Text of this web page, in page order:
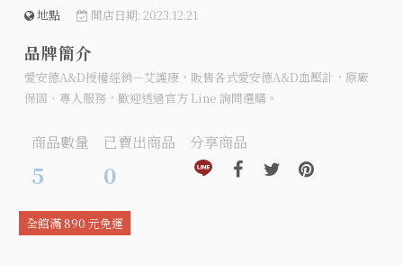
地點 開店日期: 2023.12.21
品牌簡介
愛安德A&D授權經銷－艾護康，販售各式愛安德A&D血壓計，原廠
保固、專人服務，歡迎透過官方 Line 詢問選購。
商品數量
5
已賣出商品
0
分享商品
分享到line(另開視窗)
分享到facebook(另開視窗)
分享到twitter(另開視
分享到
全館滿 890 元免運